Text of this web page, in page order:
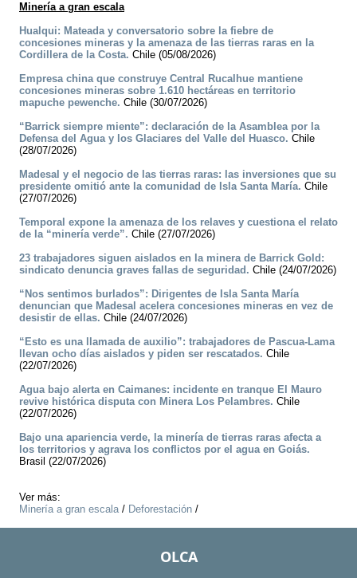
Minería a gran escala
Hualqui: Mateada y conversatorio sobre la fiebre de
concesiones mineras y la amenaza de las tierras raras en la
Cordillera de la Costa. Chile (05/08/2026)
Empresa china que construye Central Rucalhue mantiene
concesiones mineras sobre 1.610 hectáreas en territorio
mapuche pewenche. Chile (30/07/2026)
“Barrick siempre miente”: declaración de la Asamblea por la
Defensa del Agua y los Glaciares del Valle del Huasco. Chile
(28/07/2026)
Madesal y el negocio de las tierras raras: las inversiones que su
presidente omitió ante la comunidad de Isla Santa María. Chile
(27/07/2026)
Temporal expone la amenaza de los relaves y cuestiona el relato
de la “minería verde”. Chile (27/07/2026)
23 trabajadores siguen aislados en la minera de Barrick Gold:
sindicato denuncia graves fallas de seguridad. Chile (24/07/2026)
“Nos sentimos burlados”: Dirigentes de Isla Santa María
denuncian que Madesal acelera concesiones mineras en vez de
desistir de ellas. Chile (24/07/2026)
“Esto es una llamada de auxilio”: trabajadores de Pascua-Lama
llevan ocho días aislados y piden ser rescatados. Chile
(22/07/2026)
Agua bajo alerta en Caimanes: incidente en tranque El Mauro
revive histórica disputa con Minera Los Pelambres. Chile
(22/07/2026)
Bajo una apariencia verde, la minería de tierras raras afecta a
los territorios y agrava los conflictos por el agua en Goiás.
Brasil (22/07/2026)
Ver más:
Minería a gran escala/ Deforestación /
OLCA